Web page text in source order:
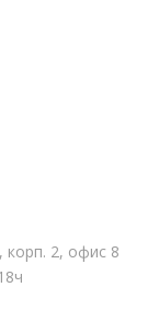
корп. 2, офис 8